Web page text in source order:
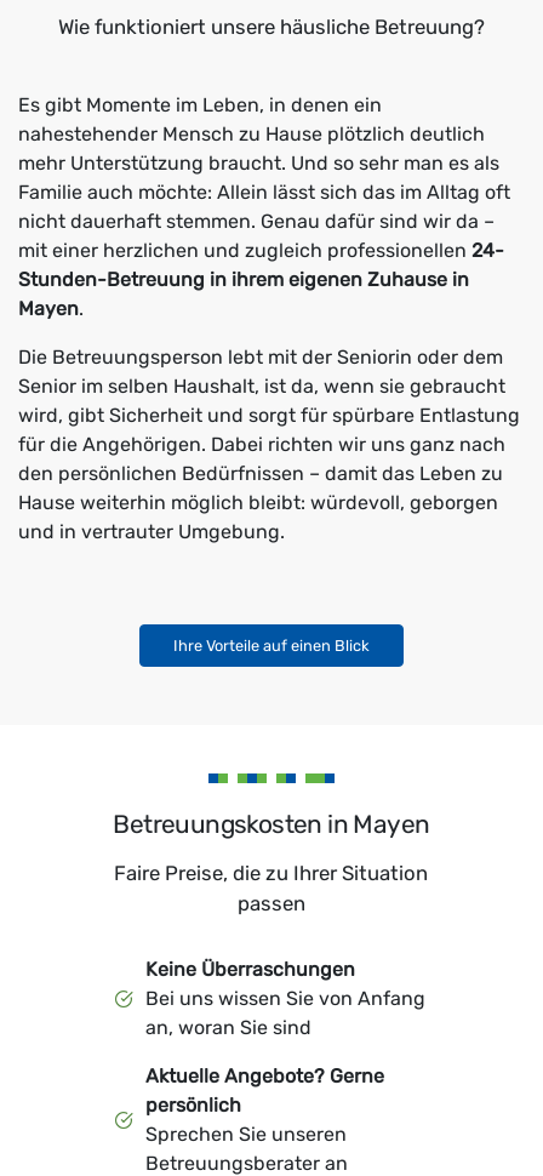
Wie funktioniert unsere häusliche Betreuung?
Es gibt Momente im Leben, in denen ein
nahestehender Mensch zu Hause plötzlich deutlich
mehr Unterstützung braucht. Und so sehr man es als
Familie auch möchte: Allein lässt sich das im Alltag oft
nicht dauerhaft stemmen. Genau dafür sind wir da –
mit einer herzlichen und zugleich professionellen 24-
Stunden-Betreuung in ihrem eigenen Zuhause in
Mayen.
Die Betreuungsperson lebt mit der Seniorin oder dem
Senior im selben Haushalt, ist da, wenn sie gebraucht
wird, gibt Sicherheit und sorgt für spürbare Entlastung
für die Angehörigen. Dabei richten wir uns ganz nach
den persönlichen Bedürfnissen – damit das Leben zu
Hause weiterhin möglich bleibt: würdevoll, geborgen
und in vertrauter Umgebung.
Ihre Vorteile auf einen Blick
Betreuungskosten in Mayen
Faire Preise, die zu Ihrer Situation
passen
Keine Überraschungen
Bei uns wissen Sie von Anfang
an, woran Sie sind
Aktuelle Angebote? Gerne
persönlich
Sprechen Sie unseren
Betreuungsberater an